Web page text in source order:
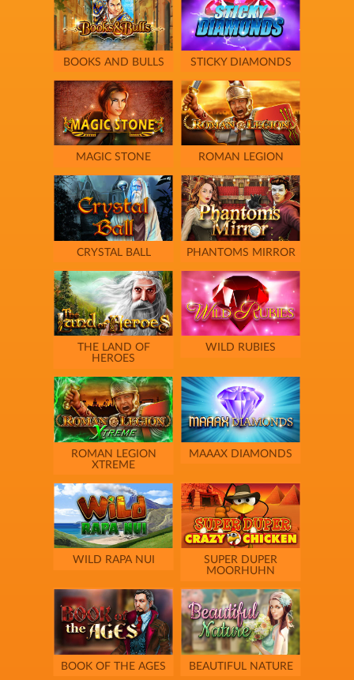
BOOKS AND BULLS STICKY DIAMONDS
MAGIC STONE ROMAN LEGION
CRYSTAL BALL PHANTOMS MIRROR
THE LAND OF
HEROES
WILD RUBIES
ROMAN LEGION
XTREME
MAAAX DIAMONDS
WILD RAPA NUI
SUPER DUPER
MOORHUHN
BOOK OF THE AGES BEAUTIFUL NATURE